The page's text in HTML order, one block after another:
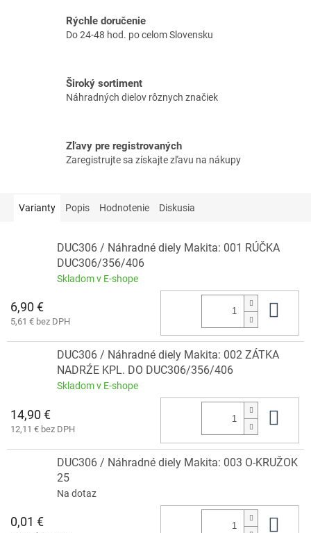
Rýchle doručenie
Do 24-48 hod. po celom Slovensku
Široký sortiment
Náhradných dielov rôznych značiek
Zľavy pre registrovaných
Zaregistrujte sa získajte zľavu na nákupy
Varianty Popis Hodnotenie Diskusia
DUC306 / Náhradné diely Makita: 001 RÚČKA
DUC306/356/406
Skladom v E-shope
6,90 €
5,61 € bez DPH
DUC306 / Náhradné diely Makita: 002 ZÁTKA
NADRŹE KPL. DO DUC306/356/406
Skladom v E-shope
14,90 €
12,11 € bez DPH
DUC306 / Náhradné diely Makita: 003 O-KRUŽOK
25
Na dotaz
0,01 €